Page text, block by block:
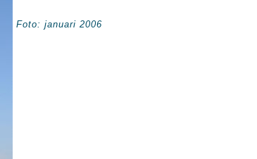
Foto: januari 2006